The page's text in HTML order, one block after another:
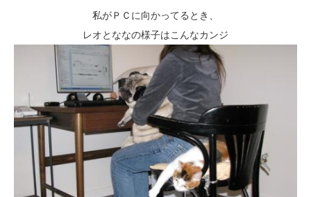
私がＰＣに向かってるとき、
レオとななの様子はこんなカンジ